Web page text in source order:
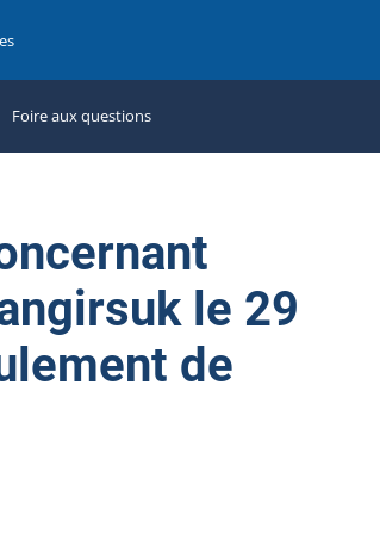
Foire aux questions
le 29
de